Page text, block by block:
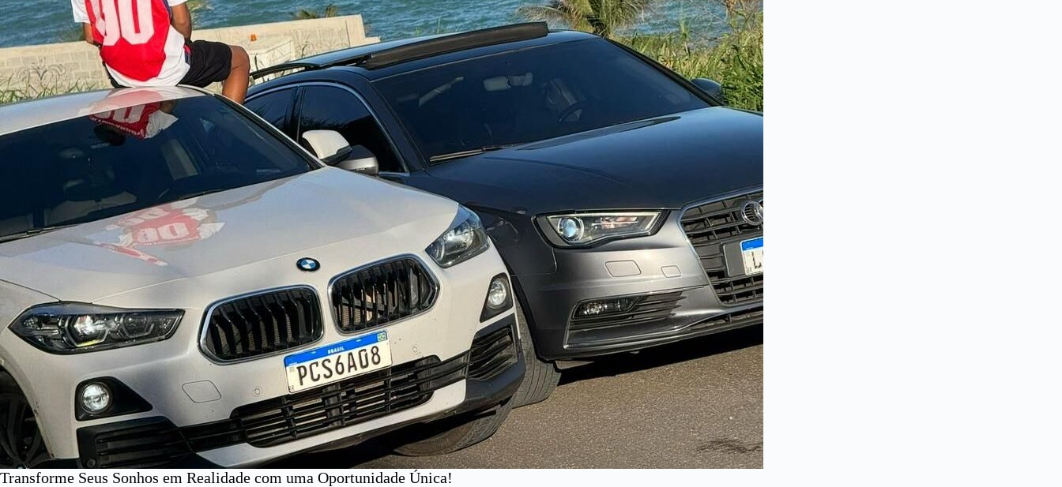
Transforme Seus Sonhos em Realidade com uma Oportunidade Única!